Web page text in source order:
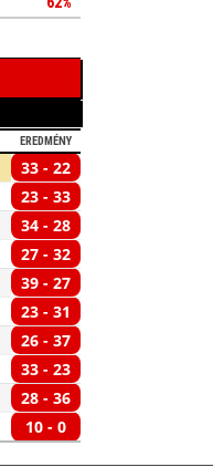
EREDMÉNY
33 - 22
23 - 33
34 - 28
27 - 32
39 - 27
23 - 31
26 - 37
33 - 23
28 - 36
10 - 0